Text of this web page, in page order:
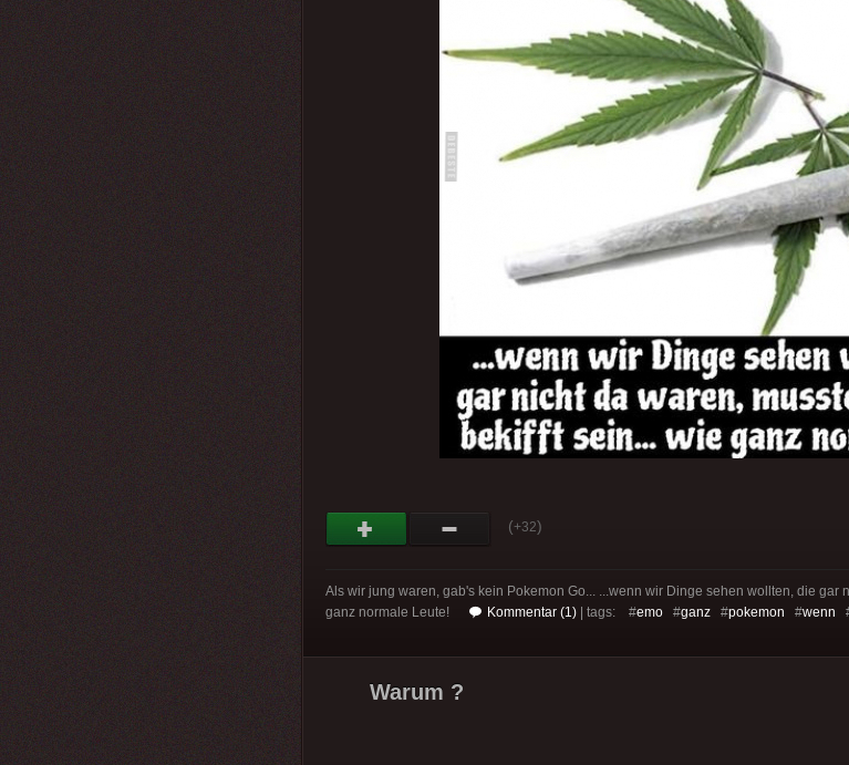
(+32)
Als wir jung waren, gab's kein Pokemon Go... ...wenn wir Dinge sehen wollten, die gar
ganz normale Leute!
Kommentar (1) | tags: #emo #ganz #pokemon #wenn
Warum ?